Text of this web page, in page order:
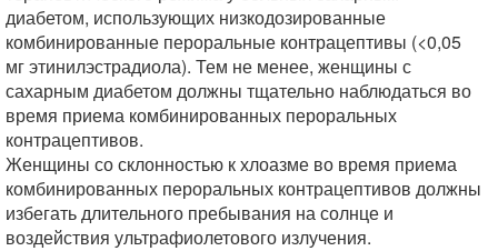
диабетом, использующих низкодозированные
комбинированные пероральные контрацептивы (<0,05
мг этинилэстрадиола). Тем не менее, женщины с
сахарным диабетом должны тщательно наблюдаться во
время приема комбинированных пероральных
контрацептивов.
Женщины со склонностью к хлоазме во время приема
комбинированных пероральных контрацептивов должны
избегать длительного пребывания на солнце и
воздействия ультрафиолетового излучения.